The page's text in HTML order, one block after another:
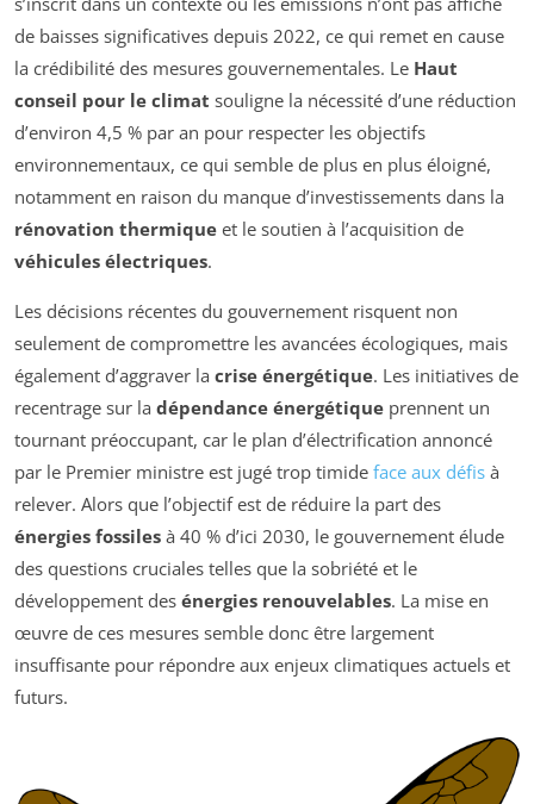
de baisses significatives depuis 2022, ce qui remet en cause
la crédibilité des mesures gouvernementales. Le Haut
conseil pour le climat souligne la nécessité d’une réduction
d’environ 4,5 % par an pour respecter les objectifs
environnementaux, ce qui semble de plus en plus éloigné,
notamment en raison du manque d’investissements dans la
rénovation thermique et le soutien à l’acquisition de
véhicules électriques.
Les décisions récentes du gouvernement risquent non
seulement de compromettre les avancées écologiques, mais
également d’aggraver la crise énergétique. Les initiatives de
recentrage sur la dépendance énergétique prennent un
tournant préoccupant, car le plan d’électrification annoncé
par le Premier ministre est jugé trop timide face aux défis à
relever. Alors que l’objectif est de réduire la part des
énergies fossiles à 40 % d’ici 2030, le gouvernement élude
des questions cruciales telles que la sobriété et le
développement des énergies renouvelables. La mise en
œuvre de ces mesures semble donc être largement
insuffisante pour répondre aux enjeux climatiques actuels et
futurs.